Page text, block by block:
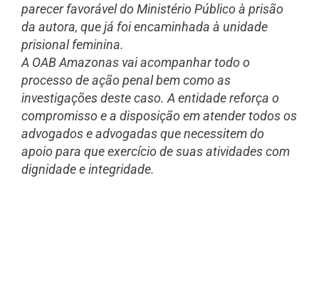
parecer favorável do Ministério Público à prisão
da autora, que já foi encaminhada à unidade
prisional feminina.
A OAB Amazonas vai acompanhar todo o
processo de ação penal bem como as
investigações deste caso. A entidade reforça o
compromisso e a disposição em atender todos os
advogados e advogadas que necessitem do
apoio para que exercício de suas atividades com
dignidade e integridade.